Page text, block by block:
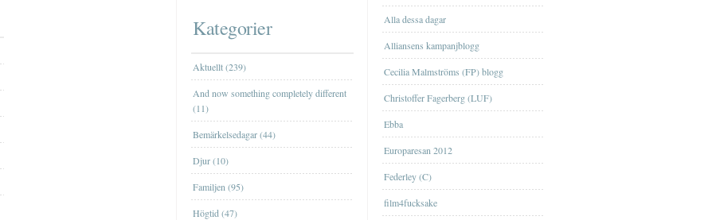
Kategorier
Aktuellt (239)
And now something completely different
(11)
Bemärkelsedagar (44)
Djur (10)
Familjen (95)
Högtid (47)
Alla dessa dagar
Alliansens kampanjblogg
Cecilia Malmströms (FP) blogg
Christoffer Fagerberg (LUF)
Ebba
Europaresan 2012
Federley (C)
film4fucksake